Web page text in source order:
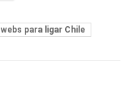
webs para ligar Chile